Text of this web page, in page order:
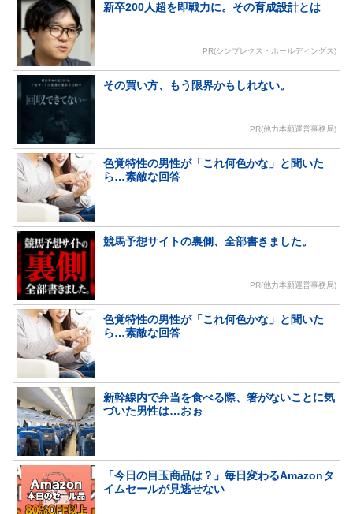
新卒200人超を即戦力に。その育成設計とは
PR(シンプレクス・ホールディングス)
その買い方、もう限界かもしれない。
PR(他力本願運営事務局)
色覚特性の男性が「これ何色かな」と聞いた
ら…素敵な回答
競馬予想サイトの裏側、全部書きました。
PR(他力本願運営事務局)
色覚特性の男性が「これ何色かな」と聞いた
ら…素敵な回答
新幹線内で弁当を食べる際、箸がないことに気
づいた男性は…おぉ
「今日の目玉商品は？」毎日変わるAmazonタ
イムセールが見逃せない